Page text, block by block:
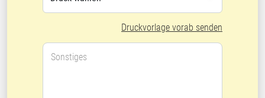
Druckvorlage vorab senden
Sonstiges